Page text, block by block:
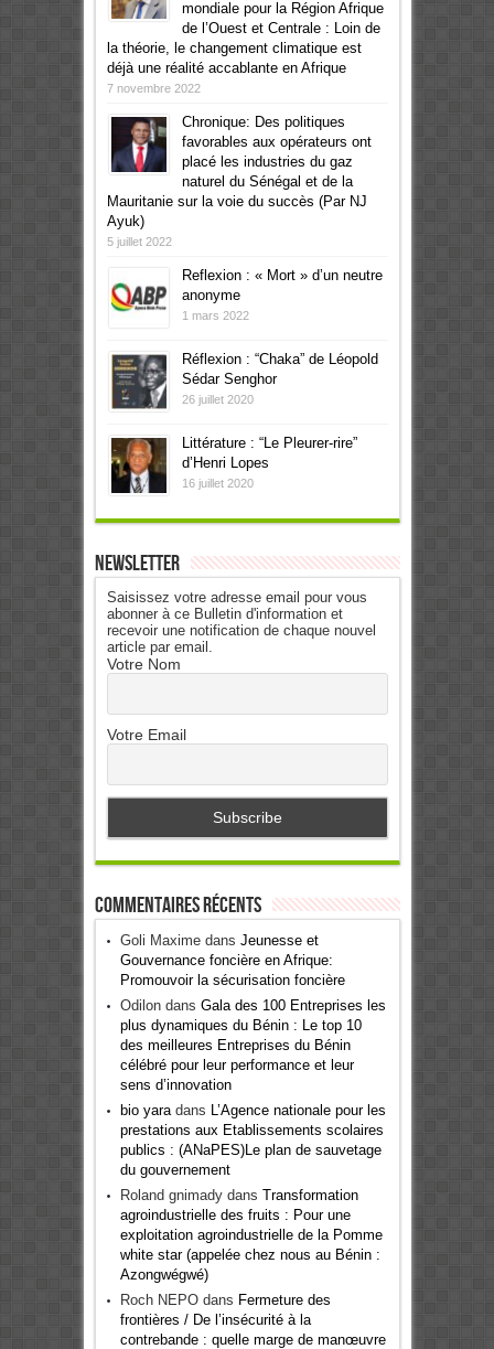
mondiale pour la Région Afrique
de l’Ouest et Centrale : Loin de
la théorie, le changement climatique est
déjà une réalité accablante en Afrique
7 novembre 2022
Chronique: Des politiques
favorables aux opérateurs ont
placé les industries du gaz
naturel du Sénégal et de la
Mauritanie sur la voie du succès (Par NJ
Ayuk)
5 juillet 2022
Reflexion : « Mort » d’un neutre
anonyme
1 mars 2022
Réflexion : “Chaka” de Léopold
Sédar Senghor
26 juillet 2020
Littérature : “Le Pleurer-rire”
d’Henri Lopes
16 juillet 2020
Newsletter
Saisissez votre adresse email pour vous
abonner à ce Bulletin d'information et
recevoir une notification de chaque nouvel
article par email.
Votre Nom
Votre Email
Commentaires récents
Goli Maximedans Jeunesse et
Gouvernance foncière en Afrique:
Promouvoir la sécurisation foncière
Odilondans Gala des 100 Entreprises les
plus dynamiques du Bénin : Le top 10
des meilleures Entreprises du Bénin
célébré pour leur performance et leur
sens d’innovation
bio yaradans
L’Agence nationale pour les
prestations aux Etablissements scolaires
publics : (ANaPES)Le plan de sauvetage
du gouvernement
Roland gnimadydans Transformation
agroindustrielle des fruits : Pour une
exploitation agroindustrielle de la Pomme
white star (appelée chez nous au Bénin :
Azongwégwé)
Roch NEPOdans Fermeture des
frontières / De l’insécurité à la
contrebande : quelle marge de manœuvre